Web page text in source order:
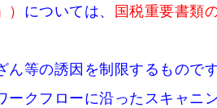
については、 国税重要書類
誘因を制限するものです
ークフローに沿ったスキャニ